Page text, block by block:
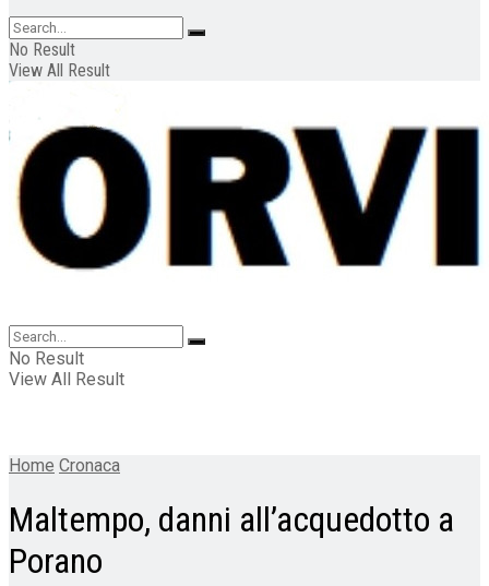
No Result
View All Result
No Result
View All Result
Home Cronaca
Maltempo, danni all’acquedotto a
Porano